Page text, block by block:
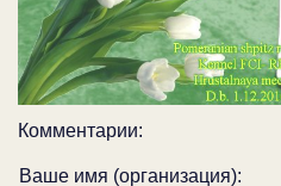
Комментарии:
Ваше имя (организация):